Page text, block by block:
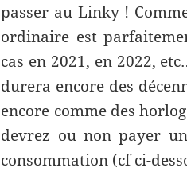
passer au Linky !
ordinaire est
cas en 2021, en 2022,
durera encore des
encore comme des
devrez ou non payer
consommation (cf ci-